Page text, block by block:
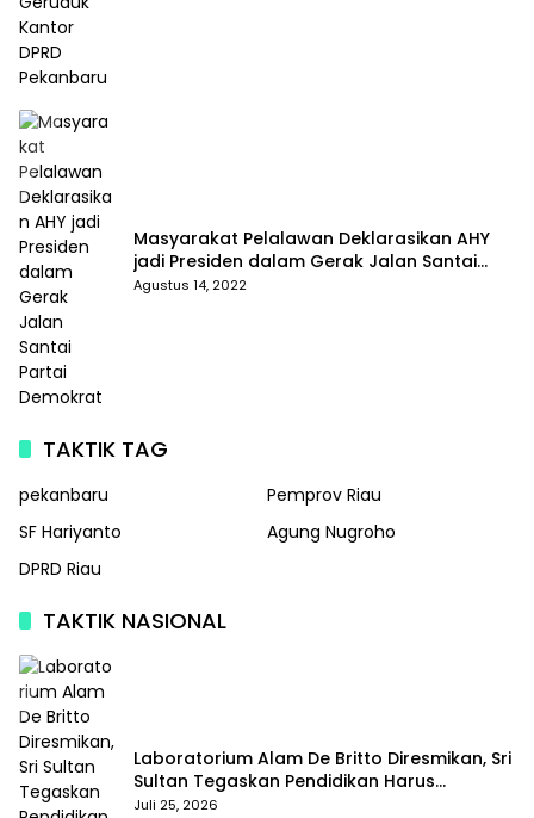
Masyarakat Pelalawan Deklarasikan AHY
jadi Presiden dalam Gerak Jalan Santai
Partai Demokrat
Agustus 14, 2022
TAKTIK TAG
pekanbaru
Pemprov Riau
SF Hariyanto
Agung Nugroho
DPRD Riau
TAKTIK NASIONAL
Laboratorium Alam De Britto Diresmikan, Sri
Sultan Tegaskan Pendidikan Harus
Membentuk Karakter
Juli 25, 2026